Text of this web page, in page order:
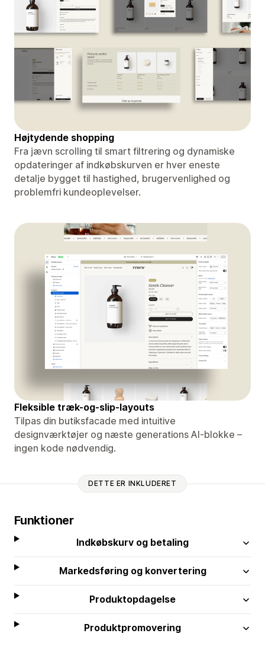
Højtydende shopping
Fra jævn scrolling til smart filtrering og dynamiske
opdateringer af indkøbskurven er hver eneste
detalje bygget til hastighed, brugervenlighed og
problemfri kundeoplevelser.
Fleksible træk-og-slip-layouts
Tilpas din butiksfacade med intuitive
designværktøjer og næste generations AI-blokke –
ingen kode nødvendig.
DETTE ER INKLUDERET
Funktioner
Indkøbskurv og betaling
Markedsføring og konvertering
Produktopdagelse
Produktpromovering